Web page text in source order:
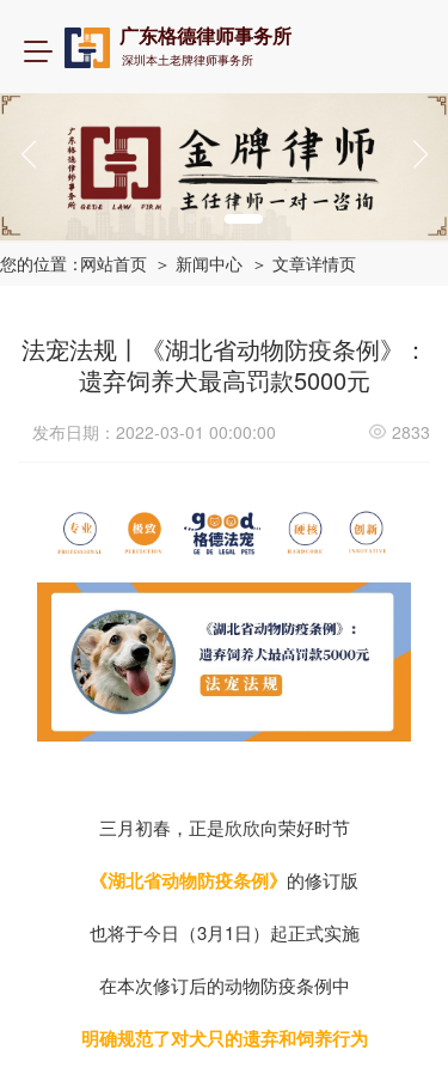
T
g
v
i
t
i
广东格德律师事务所
深圳本土老牌律师事务所
您的位置：网站首页 ＞ 新闻中心 ＞ 文章详情页
法宠法规丨《湖北省动物防疫条例》：
遗弃饲养犬最高罚款5000元
发布日期：2022-03-01 00:00:00 2833
三月初春，正是欣欣向荣好时节
《湖北省动物防疫条例》 的修订版
也将于今日（3月1日）起正式实施
在本次修订后的动物防疫条例中
明确规范了对犬只的遗弃和饲养行为